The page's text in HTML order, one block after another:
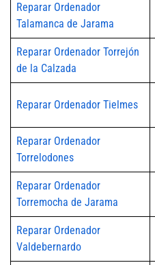
Reparar Ordenador
Talamanca de Jarama
Reparar Ordenador Torrejón
de la Calzada
Reparar Ordenador Tielmes
Reparar Ordenador
Torrelodones
Reparar Ordenador
Torremocha de Jarama
Reparar Ordenador
Valdebernardo